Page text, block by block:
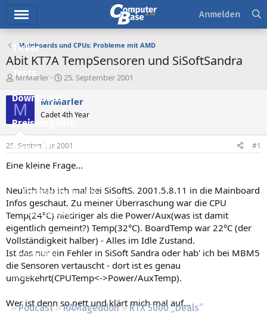
Ticker
Tests
Downloads
Preisvergleich
Forum
Aktuelles
Empfohlene Inhalte
Neue Beiträge
Neueste Aktivitäten
Leserartikel
Regeln
Podcast RAMageddon
RTX 5000 „Deals“
Anmelden
Mainboards und CPUs: Probleme mit AMD
Abit KT7A TempSensoren und SiSoftSandra
E
s
t
e
e
r
MrMarler
E
s
e
l
t
a
m
25. September 2001
M MrMarler
Cadet 4th Year
25. September 2001 #1
Eine kleine Frage...
Neulich hab ich mal bei SiSoftS. 2001.5.8.11 in die Mainboard
Infos geschaut. Zu meiner Überraschung war die CPU
Temp(24°C) niedriger als die Power/Aux(was ist damit
eigentlich gemeint?) Temp(32°C). BoardTemp war 22°C (der
Vollständigkeit halber) - Alles im Idle Zustand.
Ist das nur ein Fehler in SiSoft Sandra oder hab' ich bei MBM5
die Sensoren vertauscht - dort ist es genau
umgekehrt(CPUTemp<->Power/AuxTemp).
Wer ist denn so nett und klärt mich mal auf...